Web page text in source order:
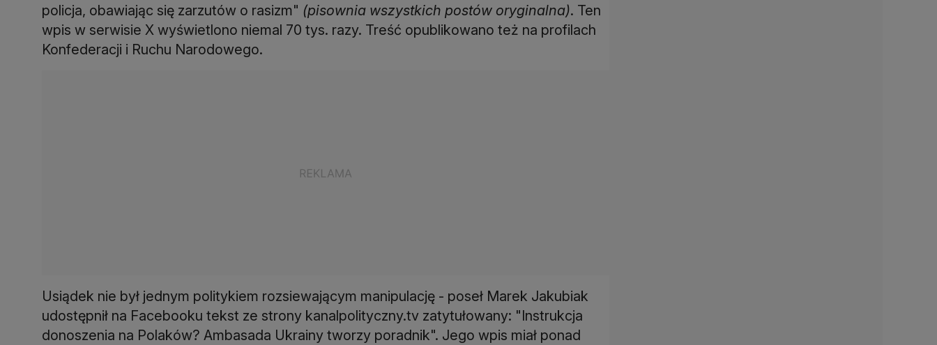
policja, obawiając się zarzutów o rasizm" (pisownia wszystkich postów oryginalna). Ten
wpis w serwisie X wyświetlono niemal 70 tys. razy. Treść opublikowano też na profilach
Konfederacji i Ruchu Narodowego.
Usiądek nie był jednym politykiem rozsiewającym manipulację - poseł Marek Jakubiak
udostępnił na Facebooku tekst ze strony kanalpolityczny.tv zatytułowany: "Instrukcja
donoszenia na Polaków? Ambasada Ukrainy tworzy poradnik". Jego wpis miał ponad